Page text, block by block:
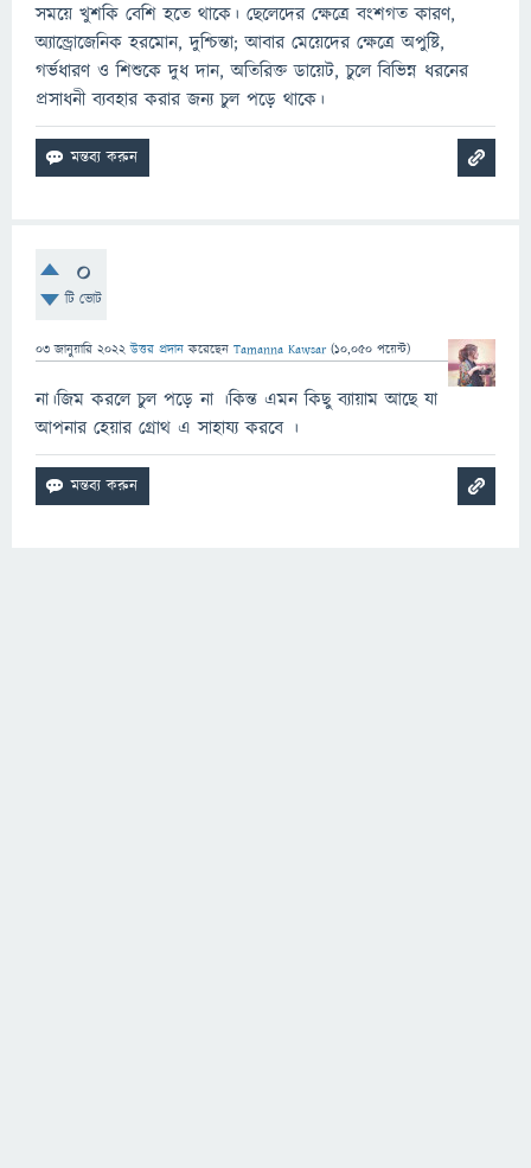
সময়ে খুশকি বেশি হতে থাকে। ছেলেদের ক্ষেত্রে বংশগত কারণ,
অ্যান্ড্রোজেনিক হরমোন, দুশ্চিন্তা; আবার মেয়েদের ক্ষেত্রে অপুষ্টি,
গর্ভধারণ ও শিশুকে দুধ দান, অতিরিক্ত ডায়েট, চুলে বিভিন্ন ধরনের
প্রসাধনী ব্যবহার করার জন্য চুল পড়ে থাকে।
0
টি ভোট
03 জানুয়ারি 2022 উত্তর প্রদান করেছেন Tamanna Kawsar (10,050 পয়েন্ট)
না।জিম করলে চুল পড়ে না ।কিন্ত এমন কিছু ব্যায়াম আছে যা
আপনার হেয়ার গ্রোথ এ সাহায্য করবে ।